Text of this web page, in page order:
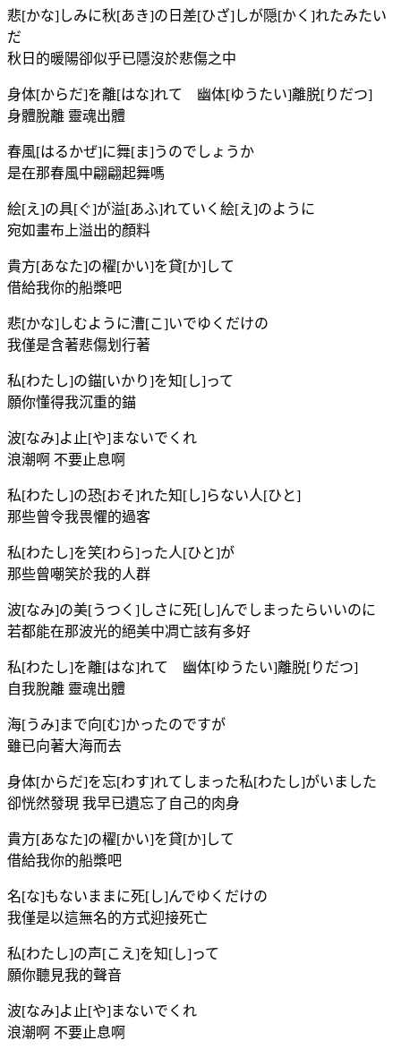
悲[かな]しみに秋[あき]の日差[ひざ]しが隠[かく]れたみたい
だ
秋日的暖陽卻似乎已隱沒於悲傷之中
身体[からだ]を離[はな]れて 幽体[ゆうたい]離脱[りだつ]
身體脫離 靈魂出體
春風[はるかぜ]に舞[ま]うのでしょうか
是在那春風中翩翩起舞嗎
絵[え]の具[ぐ]が溢[あふ]れていく絵[え]のように
宛如畫布上溢出的顏料
貴方[あなた]の櫂[かい]を貸[か]して
借給我你的船槳吧
悲[かな]しむように漕[こ]いでゆくだけの
我僅是含著悲傷划行著
私[わたし]の錨[いかり]を知[し]って
願你懂得我沉重的錨
波[なみ]よ止[や]まないでくれ
浪潮啊 不要止息啊
私[わたし]の恐[おそ]れた知[し]らない人[ひと]
那些曾令我畏懼的過客
私[わたし]を笑[わら]った人[ひと]が
那些曾嘲笑於我的人群
波[なみ]の美[うつく]しさに死[し]んでしまったらいいのに
若都能在那波光的絕美中凋亡該有多好
私[わたし]を離[はな]れて 幽体[ゆうたい]離脱[りだつ]
自我脫離 靈魂出體
海[うみ]まで向[む]かったのですが
雖已向著大海而去
身体[からだ]を忘[わす]れてしまった私[わたし]がいました
卻恍然發現 我早已遺忘了自己的肉身
貴方[あなた]の櫂[かい]を貸[か]して
借給我你的船槳吧
名[な]もないままに死[し]んでゆくだけの
我僅是以這無名的方式迎接死亡
私[わたし]の声[こえ]を知[し]って
願你聽見我的聲音
波[なみ]よ止[や]まないでくれ
浪潮啊 不要止息啊